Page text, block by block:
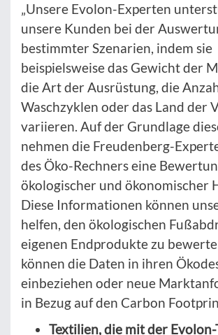
„Unsere Evolon-Experten
unsere Kunden bei der
bestimmter Szenarien, indem sie
beispielsweise das Gewicht der
die Art der Ausrüstung, die
Waschzyklen oder das Land der
variieren. Auf der Grundlage
nehmen die Freudenberg-
des Öko-Rechners eine
ökologischer und ökonomischer
Diese Informationen können
helfen, den ökologischen
eigenen Endprodukte zu
können die Daten in ihren
einbeziehen oder neue
in Bezug auf den Carbon
Textilien, die mit der